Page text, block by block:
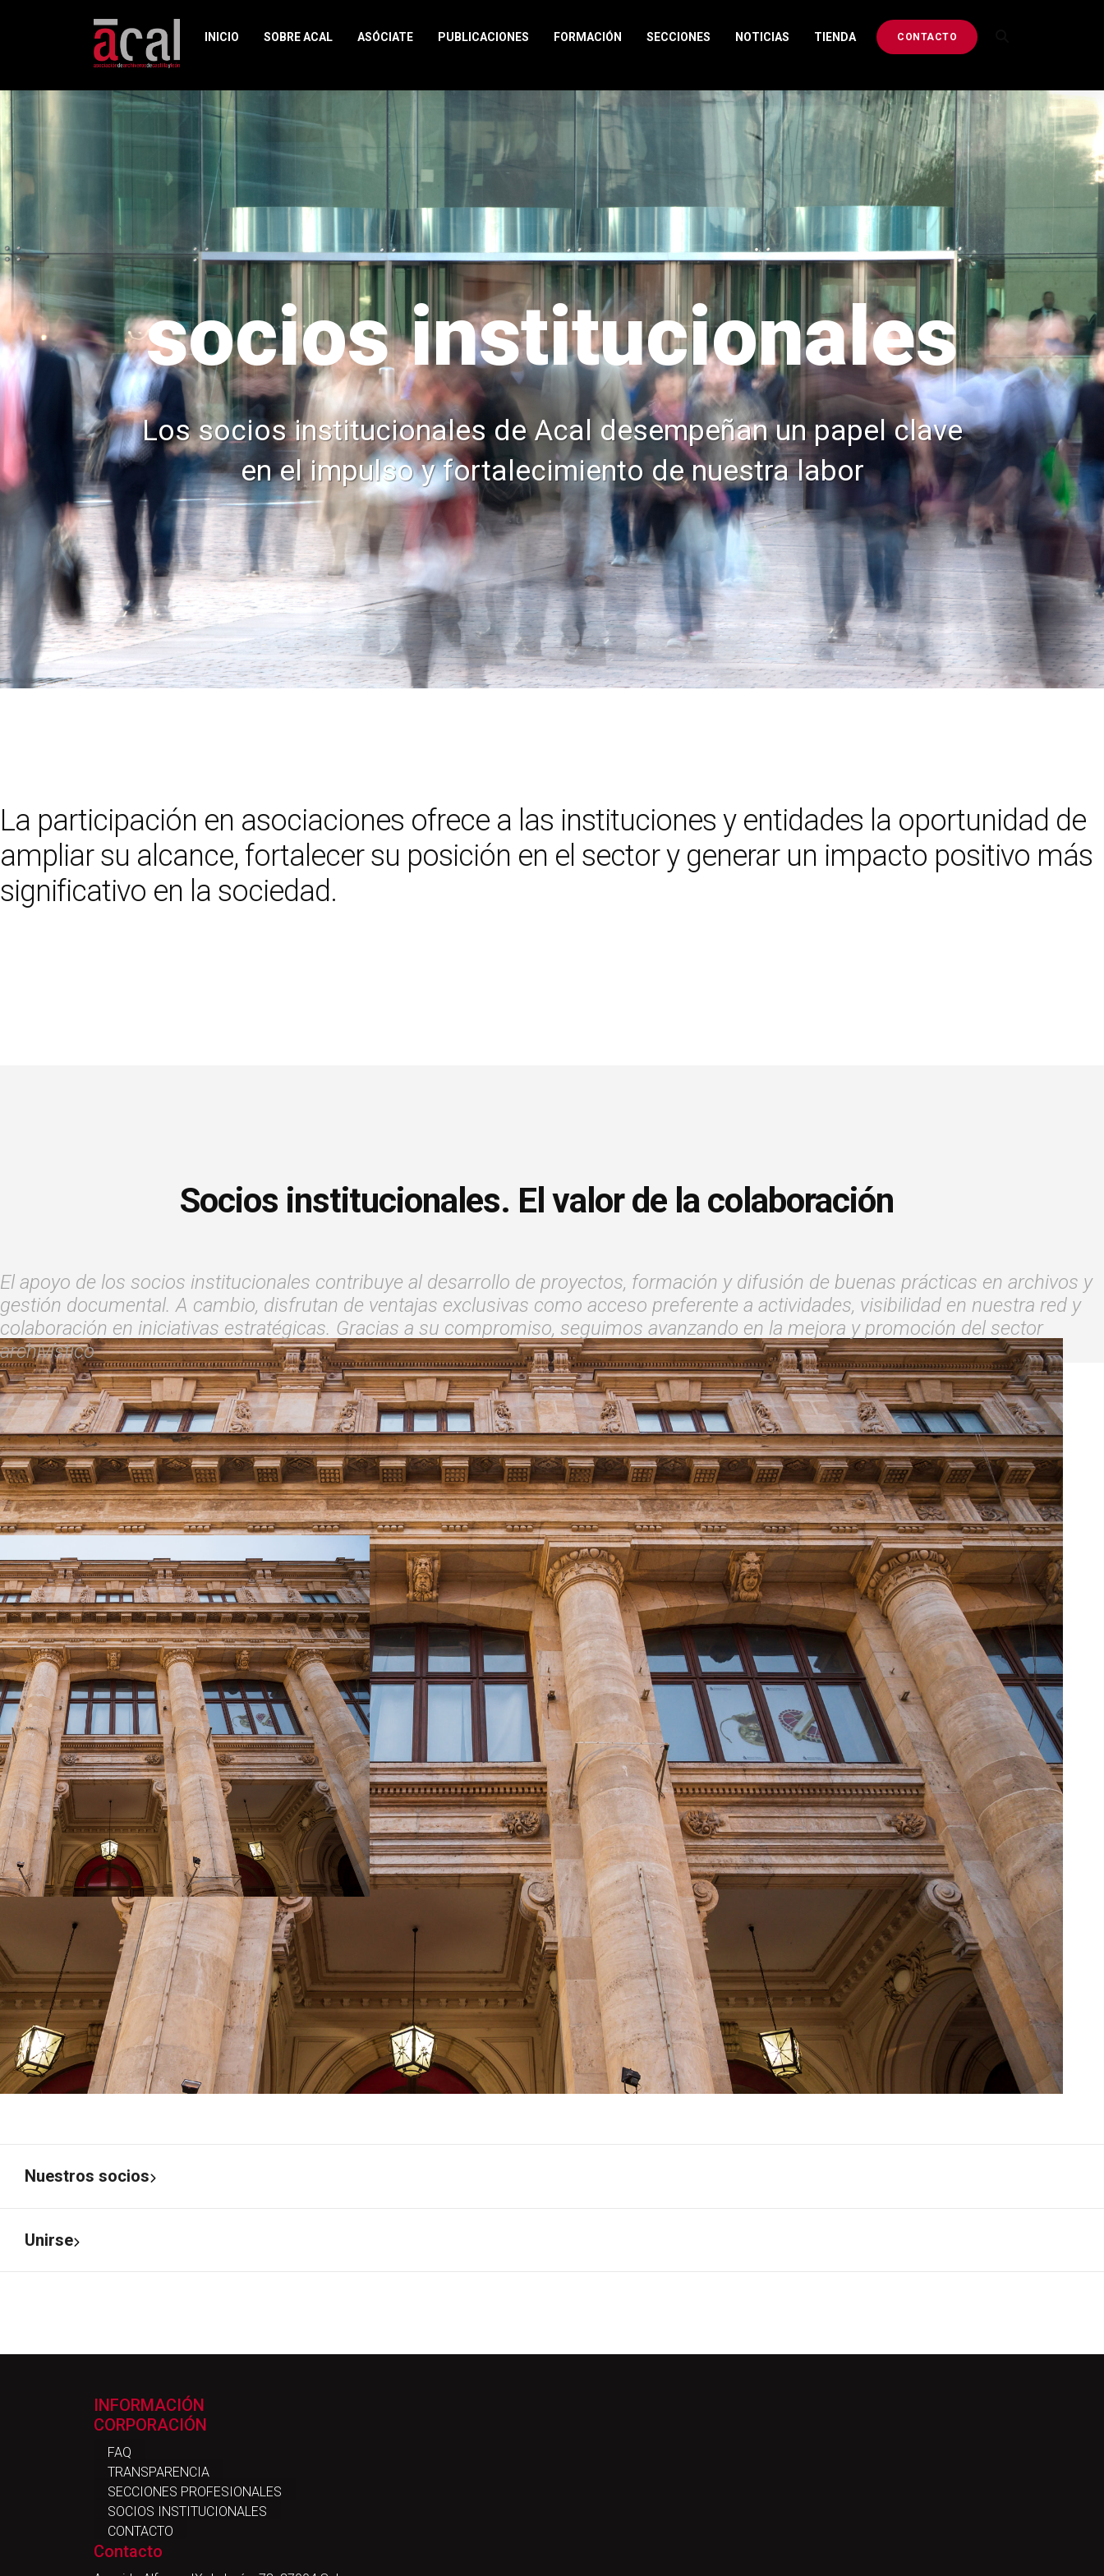
INICIO SOBRE ACAL ASÓCIATE PUBLICACIONES FORMACIÓN SECCIONES NOTICIAS TIENDA CONTACTO
socios institucionales
Los socios institucionales de Acal desempeñan un papel clave
en el impulso y fortalecimiento de nuestra labor
La participación en asociaciones ofrece a las instituciones y entidades la oportunidad de
ampliar su alcance, fortalecer su posición en el sector y generar un impacto positivo más
significativo en la sociedad.
Socios institucionales. El valor de la colaboración
El apoyo de los socios institucionales contribuye al desarrollo de proyectos, formación y difusión de buenas prácticas en archivos y
gestión documental. A cambio, disfrutan de ventajas exclusivas como acceso preferente a actividades, visibilidad en nuestra red y
colaboración en iniciativas estratégicas. Gracias a su compromiso, seguimos avanzando en la mejora y promoción del sector
archivístico
Nuestros socios
Unirse
INFORMACIÓN
CORPORACIÓN
FAQ
TRANSPARENCIA
SECCIONES PROFESIONALES
SOCIOS INSTITUCIONALES
CONTACTO
Contacto